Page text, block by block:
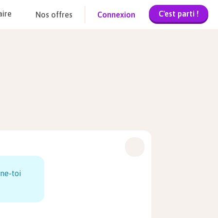
Nos offres Connexion C'est parti !
toi